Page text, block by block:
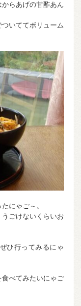
らあげの甘酢あん
いててボリューム
にゃご～。
ごけないくらいお
ひ行ってみるにゃ
べてみたいにゃご